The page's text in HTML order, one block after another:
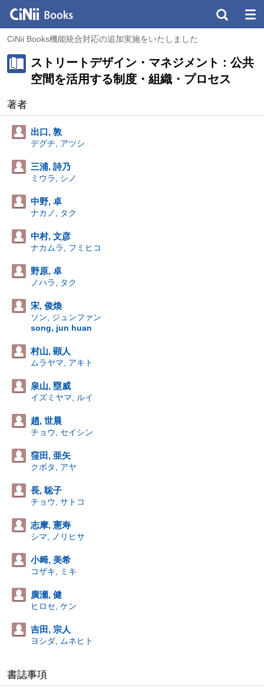
CiNii Books機能統合対応の追加実施をいたしました
ストリートデザイン・マネジメント : 公共
空間を活用する制度・組織・プロセス
著者
出口, 敦
デグチ, アツシ
三浦, 詩乃
ミウラ, シノ
中野, 卓
ナカノ, タク
中村, 文彦
ナカムラ, フミヒコ
野原, 卓
ノハラ, タク
宋, 俊煥
ソン, ジュンファン
song, jun huan
村山, 顕人
ムラヤマ, アキト
泉山, 塁威
イズミヤマ, ルイ
趙, 世晨
チョウ, セイシン
窪田, 亜矢
クボタ, アヤ
長, 聡子
チョウ, サトコ
志摩, 憲寿
シマ, ノリヒサ
小﨑, 美希
コザキ, ミキ
廣瀬, 健
ヒロセ, ケン
吉田, 宗人
ヨシダ, ムネヒト
書誌事項